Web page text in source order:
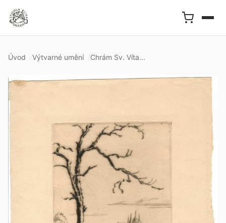
Úvod Výtvarné umění Chrám Sv. Víta...